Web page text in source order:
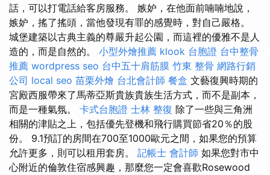
話，可以打電話給客房服務。 嫉妒，在他面前喃喃地說，
嫉妒，搖了搖頭，當他發現有罪的感覺時，對自己嚴格。
城堡建築以古典主義的尊嚴升起公園，而這裡的優雅不是人
造的，而是自然的。 小型外燴推薦 klook 台胞證 台中整骨
推薦 wordpress seo 台中五十肩筋膜 竹東 整骨 網路行銷
公司 local seo 苗栗外燴 台北會計師 餐盒 文藝復興時期的
宮殿西服帶來了馬蒂亞斯貴族貴族生活方式，而不是副本，
而是一種氣氛。 卡式台胞證 士林 整復 除了一些與三角洲
相關的津貼之上，包括優先登機和飛行購買節省20％的股
份。 9.1預訂的房間在700至1000歐元之間，如果您的預算
允許更多，則可以租用套房。 記帳士 會計師 如果您對市中
心附近的倫敦住宿感興趣，那麼您一定會喜歡Rosewood